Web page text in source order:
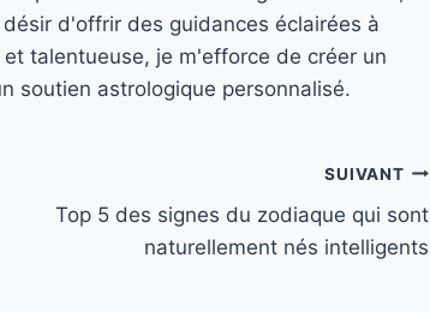
d'offrir des guidances éclairées à
talentueuse, je m'efforce de créer un
soutien astrologique personnalisé.
SUIVANT
Top 5 des signes du zodiaque qui sont
naturellement nés intelligents